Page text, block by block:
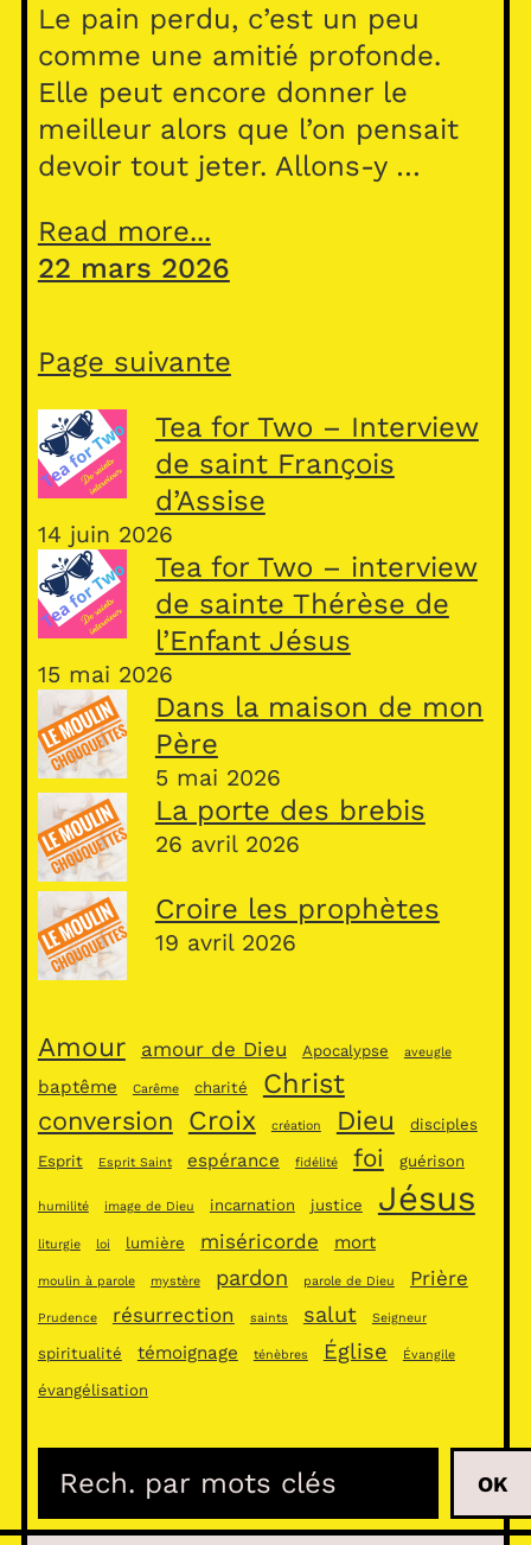
Le pain perdu, c’est un peu
comme une amitié profonde.
Elle peut encore donner le
meilleur alors que l’on pensait
devoir tout jeter. Allons-y …
Read more...
22 mars 2026
Page suivante
Tea for Two – Interview
de saint François
d’Assise
14 juin 2026
Tea for Two – interview
de sainte Thérèse de
l’Enfant Jésus
15 mai 2026
Dans la maison de mon
Père
5 mai 2026
La porte des brebis
26 avril 2026
Croire les prophètes
19 avril 2026
Amour amour de Dieu Apocalypse aveugle
baptême Carême charité Christ
conversion Croix création Dieu disciples
Esprit Esprit Saint espérance fidélité foi guérison
humilité image de Dieu incarnation justice Jésus
liturgie loi lumière miséricorde mort
moulin à parole mystère pardon parole de Dieu Prière
Prudence résurrection saints salut Seigneur
spiritualité témoignage ténèbres Église Évangile
évangélisation
c
OK